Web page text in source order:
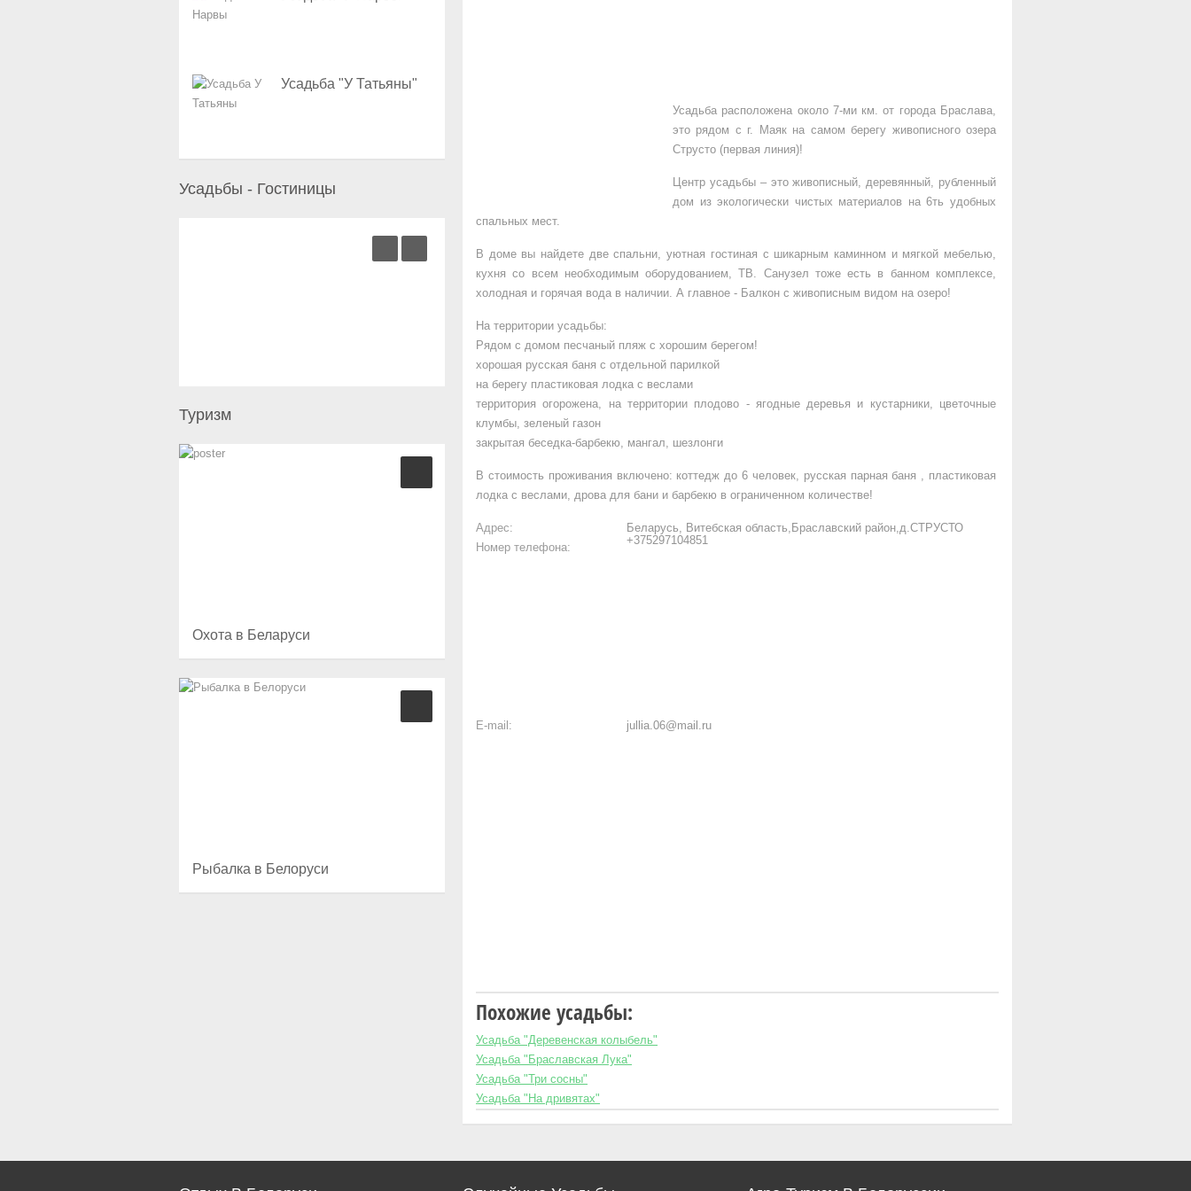
Усадьба расположена около 7-ми км. от города Браслава,
это рядом с г. Маяк на самом берегу живописного озера
Струсто (первая линия)!
Центр усадьбы – это живописный, деревянный, рубленный
дом из экологически чистых материалов на 6ть удобных
спальных мест.
В доме вы найдете две спальни, уютная гостиная с шикарным каминном и мягкой мебелью,
кухня со всем необходимым оборудованием, ТВ. Санузел тоже есть в банном комплексе,
холодная и горячая вода в наличии. А главное - Балкон с живописным видом на озеро!
На территории усадьбы:
Рядом с домом песчаный пляж с хорошим берегом!
хорошая русская баня с отдельной парилкой
на берегу пластиковая лодка с веслами
территория огорожена, на территории плодово - ягодные деревья и кустарники, цветочные
клумбы, зеленый газон
закрытая беседка-барбекю, мангал, шезлонги
В стоимость проживания включено: коттедж до 6 человек, русская парная баня , пластиковая
лодка с веслами, дрова для бани и барбекю в ограниченном количестве!
Адрес:
Беларусь, Витебская область,Браславский район,д.СТРУСТО
Номер телефона:
+375297104851
E-mail: jullia.06@mail.ru
Похожие усадьбы:
Усадьба "Деревенская колыбель"
Усадьба "Браславская Лука"
Усадьба "Три сосны"
Усадьба "На дривятах"
Усадьба "У Татьяны"
Усадьбы - Гостиницы
Туризм
Охота в Беларуси
Рыбалка в Белоруси